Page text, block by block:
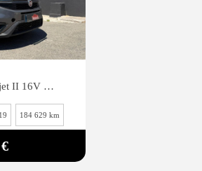
Doblo Maxi 1.6 Multijet II 16V 105ch EcoJet Euro6 CARGO FOURGON TOLE
184 629 km